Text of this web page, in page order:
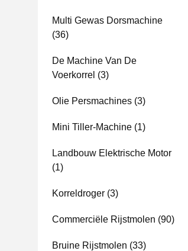
Multi Gewas Dorsmachine
(36)
De Machine Van De
Voerkorrel (3)
Olie Persmachines (3)
Mini Tiller-Machine (1)
Landbouw Elektrische Motor
(1)
Korreldroger (3)
Commerciële Rijstmolen (90)
Bruine Rijstmolen (33)